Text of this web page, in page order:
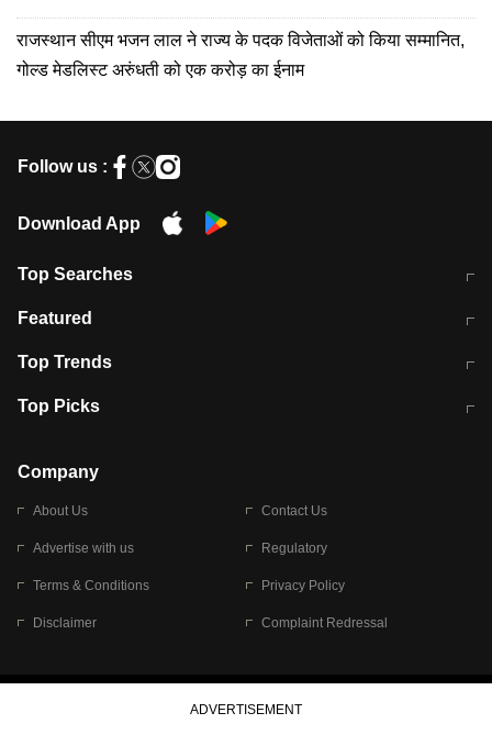
राजस्थान सीएम भजन लाल ने राज्य के पदक विजेताओं को किया सम्मानित,
गोल्ड मेडलिस्ट अरुंधती को एक करोड़ का ईनाम
Follow us :
Download App
Top Searches
मुंबई में लगे 'जेन जी' के पोस्टर, लिखा- 'मैं
Featured
10 अगस्त को विधानसभा का घेराव करेंगे
Top Trends
RBI का नया नियम: अब बैंकों को अपनी सभी
Top Picks
बारिश की चेतावनी
Company
About Us Contact Us
Advertise with us Regulatory
Terms & Conditions Privacy Policy
Disclaimer Complaint Redressal